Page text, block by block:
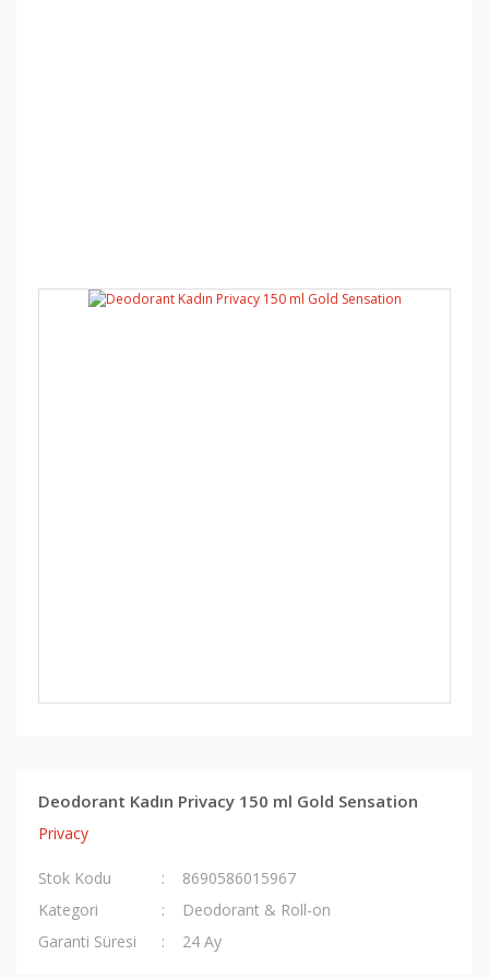
Deodorant Kadın Privacy 150 ml Gold Sensation
Privacy
Stok Kodu
8690586015967
Kategori
Deodorant & Roll-on
Garanti Süresi
24 Ay